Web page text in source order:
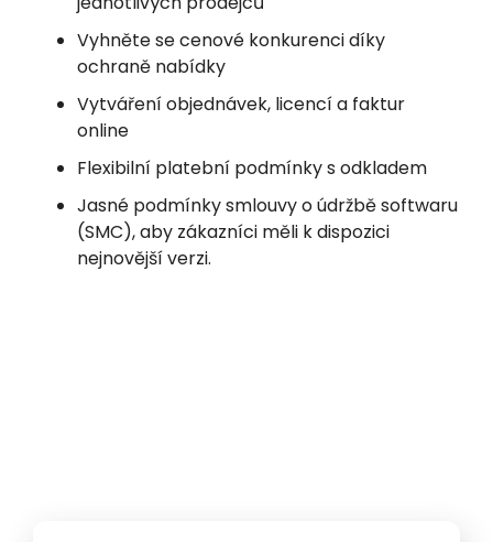
Vyhněte se cenové konkurenci díky
ochraně nabídky
Vytváření objednávek, licencí a faktur
online
Flexibilní platební podmínky s odkladem
Jasné podmínky smlouvy o údržbě softwaru
(SMC), aby zákazníci měli k dispozici
nejnovější verzi.